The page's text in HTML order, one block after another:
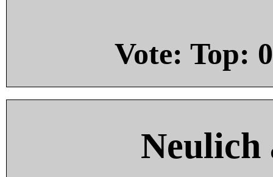
Vote: Top: 0
Neulich